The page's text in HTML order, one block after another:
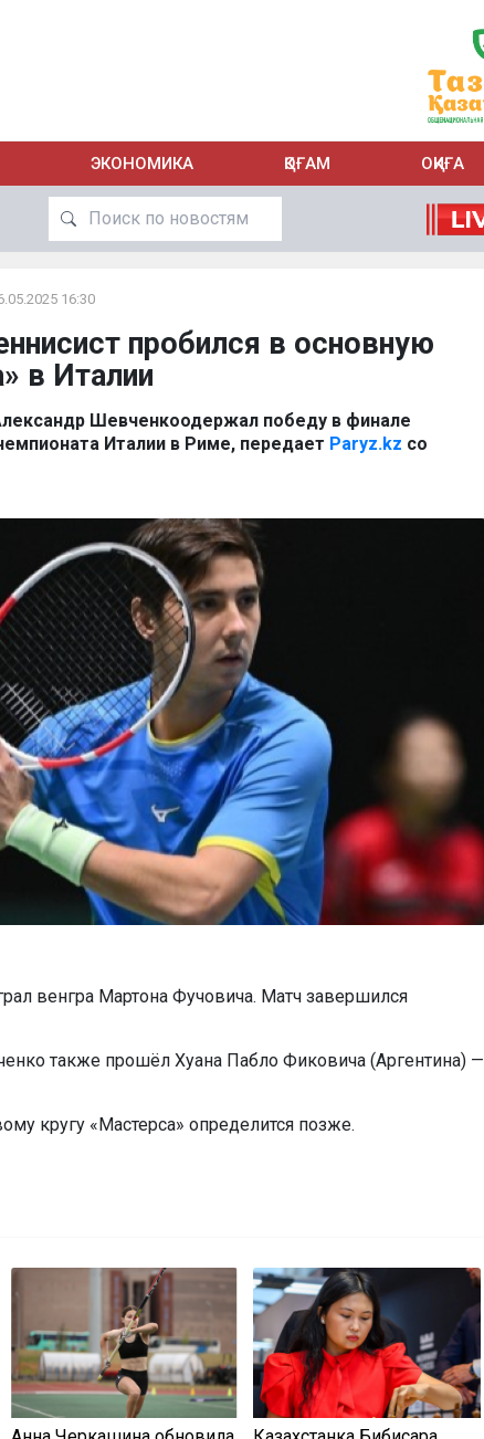
ЭКОНОМИКА ҚОҒАМ ОҚИҒА
16:30
пробился в основную
в Италии
Шевченкоодержал победу в финале
Италии в Риме, передает Paryz.kz со
венгра Мартона Фучовича. Матч завершился
также прошёл Хуана Пабло Фиковича (Аргентина) —
кругу «Мастерса» определится позже.